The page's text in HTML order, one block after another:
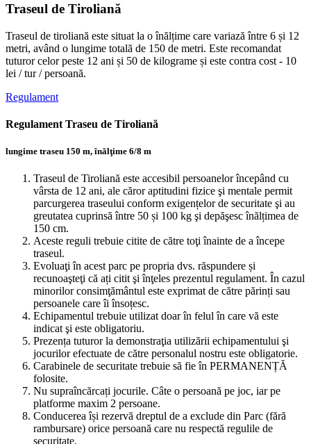
Traseul de Tiroliană
Traseul de tiroliană este situat la o înălțime care variază între 6 și 12
metri, având o lungime totală de 150 de metri. Este recomandat
tuturor celor peste 12 ani și 50 de kilograme și este contra cost - 10
lei / tur / persoană.
Regulament
Regulament Traseu de Tiroliană
lungime traseu 150 m, înălţime 6/8 m
Traseul de Tiroliană este accesibil persoanelor începând cu
vârsta de 12 ani, ale căror aptitudini fizice şi mentale permit
parcurgerea traseului conform exigențelor de securitate şi au
greutatea cuprinsă între 50 și 100 kg şi depăşesc înălțimea de
150 cm.
Aceste reguli trebuie citite de către toţi înainte de a începe
traseul.
Evoluaţi în acest parc pe propria dvs. răspundere și
recunoaşteţi că ați citit şi înţeles prezentul regulament. În cazul
minorilor consimţământul este exprimat de către părinți sau
persoanele care îi însoțesc.
Echipamentul trebuie utilizat doar în felul în care vă este
indicat şi este obligatoriu.
Prezența tuturor la demonstraţia utilizării echipamentului şi
jocurilor efectuate de către personalul nostru este obligatorie.
Carabinele de securitate trebuie să fie în PERMANENȚĂ
folosite.
Nu supraîncărcați jocurile. Câte o persoană pe joc, iar pe
platforme maxim 2 persoane.
Conducerea își rezervă dreptul de a exclude din Parc (fără
rambursare) orice persoană care nu respectă regulile de
securitate.